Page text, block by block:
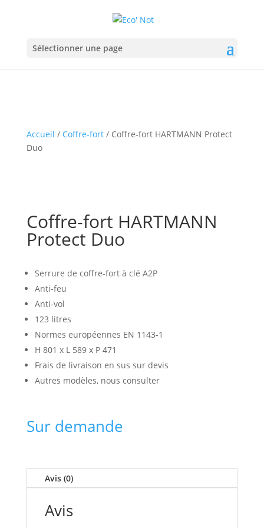
Sélectionner une page
Accueil / Coffre-fort/ Coffre-fort HARTMANN Protect
Duo
Coffre-fort HARTMANN
Protect Duo
Serrure de coffre-fort à clé A2P
Anti-feu
Anti-vol
123 litres
Normes européennes EN 1143-1
H 801 x L 589 x P 471
Frais de livraison en sus sur devis
Autres modèles, nous consulter
Sur demande
Avis (0)
Avis